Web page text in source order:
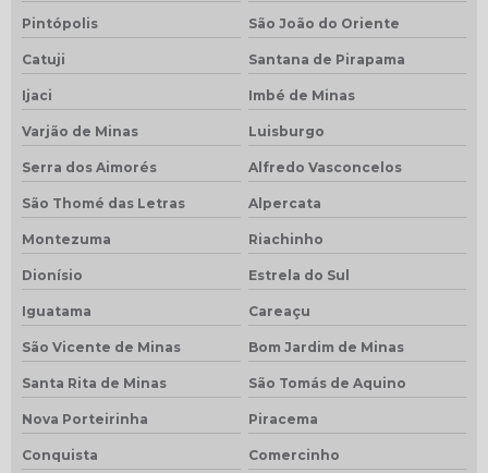
Pintópolis São João do Oriente
Catuji Santana de Pirapama
Ijaci Imbé de Minas
Varjão de Minas Luisburgo
Serra dos Aimorés Alfredo Vasconcelos
São Thomé das Letras Alpercata
Montezuma Riachinho
Dionísio Estrela do Sul
Iguatama Careaçu
São Vicente de Minas Bom Jardim de Minas
Santa Rita de Minas São Tomás de Aquino
Nova Porteirinha Piracema
Conquista Comercinho